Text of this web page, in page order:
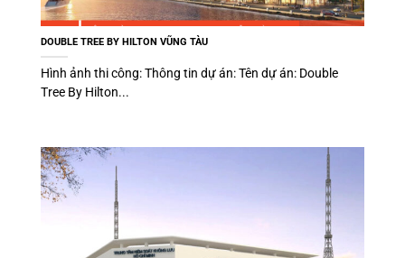
DOUBLE TREE BY HILTON VŨNG TÀU
Hình ảnh thi công: Thông tin dự án: Tên dự án: Double
Tree By Hilton...